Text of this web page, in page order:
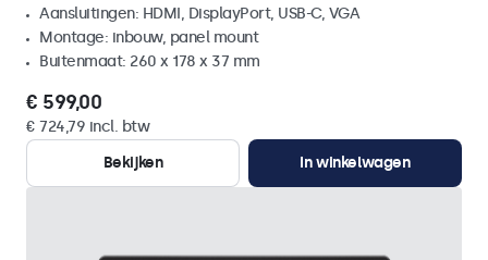
Aansluitingen: HDMI, DisplayPort, USB-C, VGA
Montage: inbouw, panel mount
Buitenmaat: 260 x 178 x 37 mm
€ 599,00
€ 724,79 incl. btw
Bekijken
In winkelwagen